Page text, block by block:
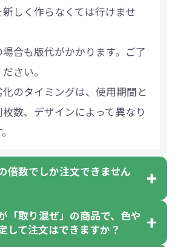
新しく作らなくては行けませ
場合も版代がかかります。ご了
さい。
のタイミングは、使用期間と
枚数、デザインによって異なり
倍数でしか注文できません
商品（※）を除き、注文可能数
「取り混ぜ」の商品で、色や
して注文はできますか？